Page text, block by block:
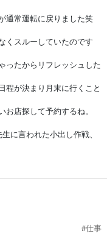
通常運転に戻りました笑
くスルーしていたのです
ったからリフレッシュした
程が決まり月末に行くこと
店探して予約するね。
に言われた小出し作戦、
#仕事